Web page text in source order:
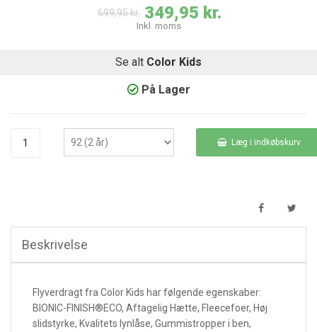
699,95 kr. 349,95 kr.
Inkl. moms
Se alt Color Kids
På Lager
Læg i indkøbskurv
Beskrivelse
Flyverdragt fra Color Kids har følgende egenskaber:
BIONIC-FINISH®ECO, Aftagelig Hætte, Fleecefoer, Høj
slidstyrke, Kvalitets lynlåse, Gummistropper i ben,